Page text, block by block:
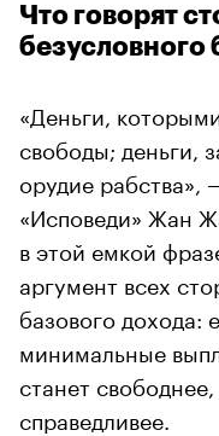
Что говорят
безусловного
«Деньги,
свободы; деньги,
орудие рабства»,
«Исповеди» Жан
в этой емкой
аргумент всех
базового дохода:
минимальные
станет
справедливее.